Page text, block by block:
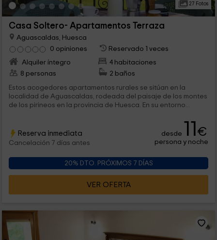
27 Fotos
Casa Soltero- Apartamentos Terraza
Aguascaldas, Huesca
0 opiniones
Reservado 1 veces
Alquiler íntegro
4 habitaciones
8 personas
2 baños
Estos acogedores apartamentos rurales se sitúan en la
localidad de Aguascaldas, rodeada del paisaje de los montes
de los pirineos en la provincia de Huesca. En su entorno...
Reserva inmediata
Cancelación 7 días antes
desde 11€
persona y noche
20% DTO. PRÓXIMOS 7 DÍAS
VER OFERTA